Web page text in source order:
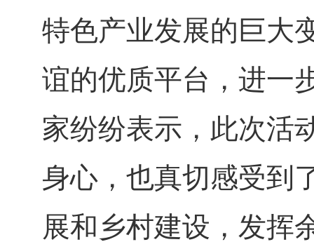
特色产业发展的巨大
谊的优质平台，进一
家纷纷表示，此次活
身心，也真切感受到
展和乡村建设，发挥